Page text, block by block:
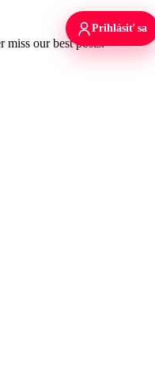
miss our best posts.
Prihlásiť sa